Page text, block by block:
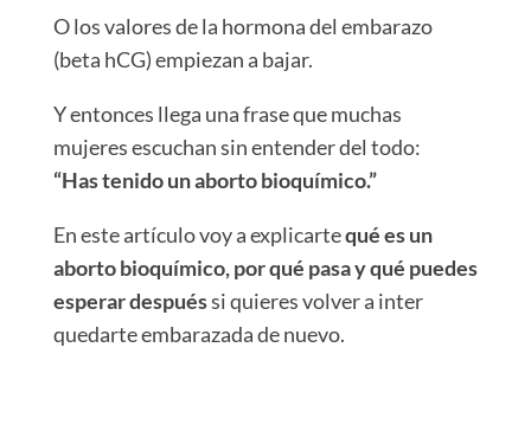
O los valores de la hormona del embarazo
(beta hCG) empiezan a bajar.
Y entonces llega una frase que muchas
mujeres escuchan sin entender del todo:
“Has tenido un aborto bioquímico.”
En este artículo voy a explicartequé es un
aborto bioquímico, por qué pasa y qué puedes
esperar despuéssi quieres volver a inter
quedarte embarazada de nuevo.